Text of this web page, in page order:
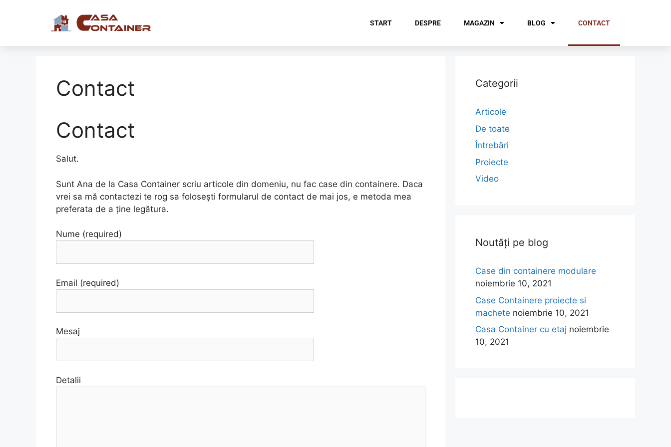
START DESPRE MAGAZIN BLOG CONTACT
Contact
Contact
Salut.
Sunt Ana de la Casa Container scriu articole din domeniu, nu fac case din containere. Daca
vrei sa mă contactezi te rog sa folosești formularul de contact de mai jos, e metoda mea
preferata de a ține legătura.
Nume (required)
Email (required)
Mesaj
Detalii
Categorii
Articole
De toate
Întrebări
Proiecte
Video
Noutăți pe blog
Case din containere modulare
noiembrie 10, 2021
Case Containere proiecte si
machete noiembrie 10, 2021
Casa Container cu etaj noiembrie
10, 2021